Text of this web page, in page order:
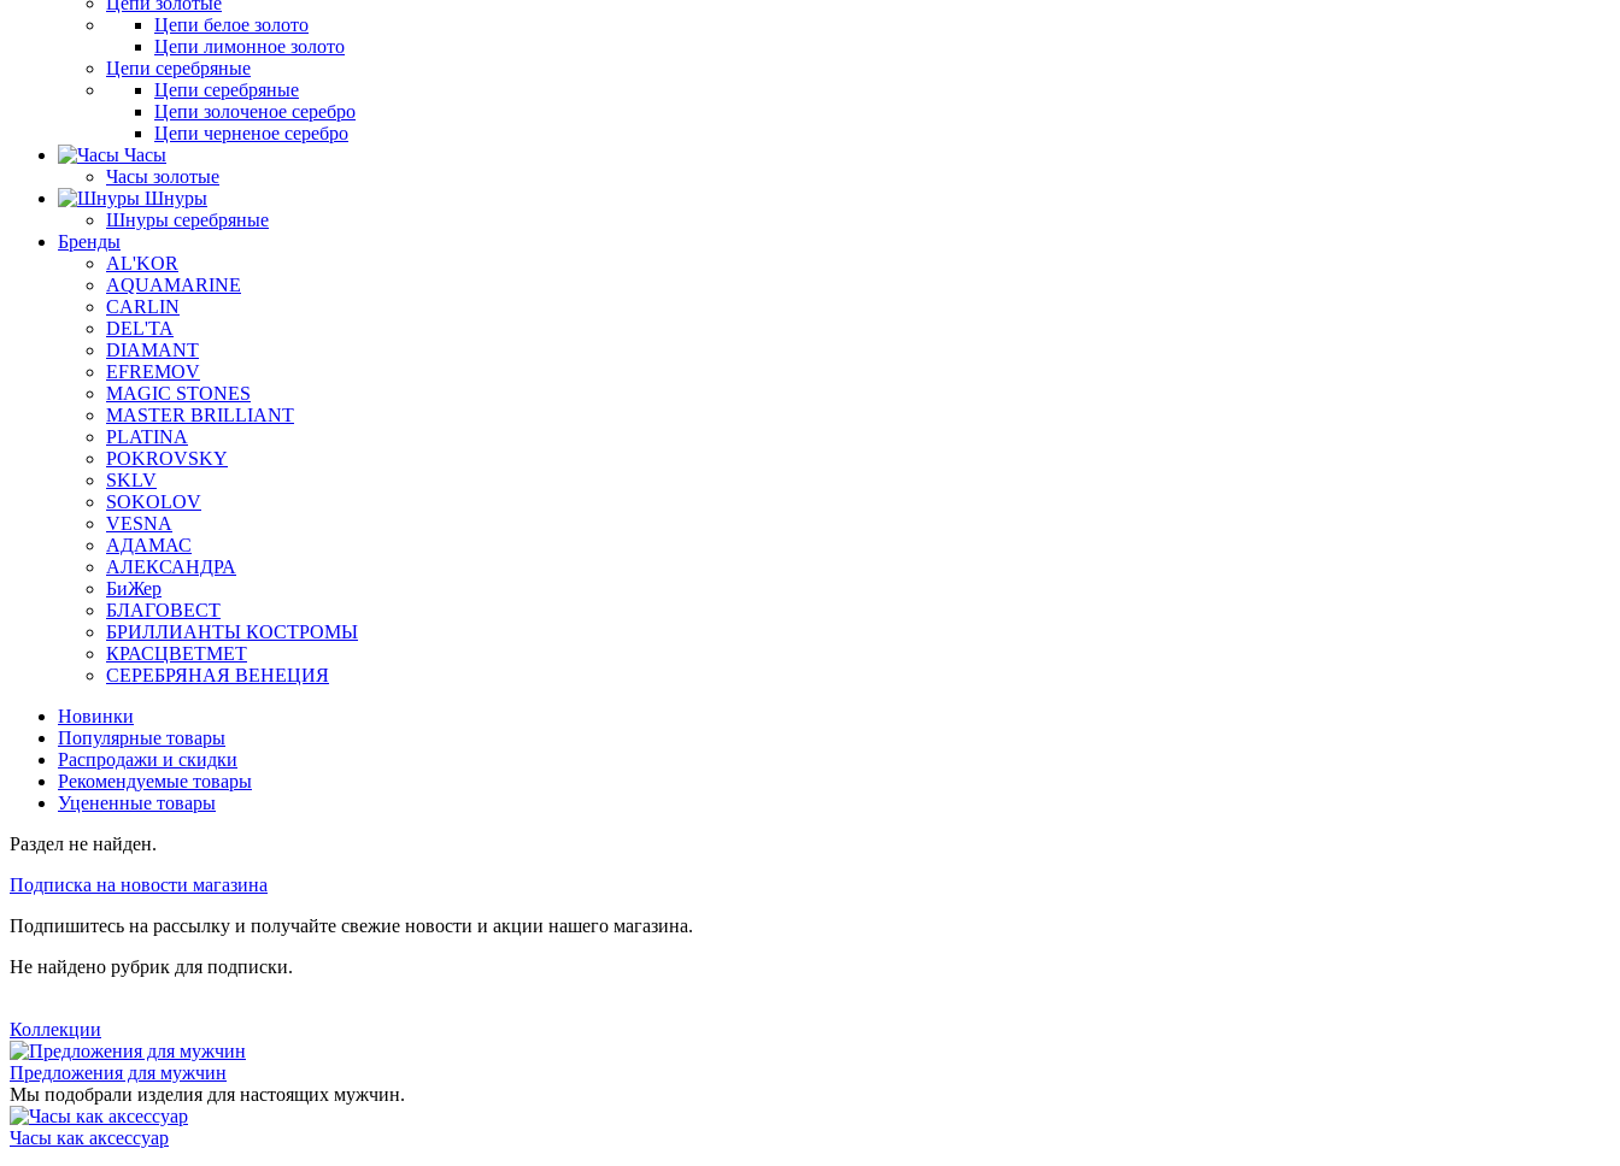
Цепи белое золото
Цепи лимонное золото
Цепи серебряные
Цепи серебряные
Цепи золоченое серебро
Цепи черненое серебро
Часы
Часы золотые
Шнуры
Шнуры серебряные
Бренды
AL'KOR
AQUAMARINE
CARLIN
DEL'TA
DIAMANT
EFREMOV
MAGIC STONES
MASTER BRILLIANT
PLATINA
POKROVSKY
SKLV
SOKOLOV
VESNA
АДАМАС
АЛЕКСАНДРА
БиЖер
БЛАГОВЕСТ
БРИЛЛИАНТЫ КОСТРОМЫ
КРАСЦВЕТМЕТ
СЕРЕБРЯНАЯ ВЕНЕЦИЯ
Новинки
Популярные товары
Распродажи и скидки
Рекомендуемые товары
Уцененные товары
Раздел не найден.
Подписка на новости магазина
Подпишитесь на рассылку и получайте свежие новости и акции нашего магазина.
Не найдено рубрик для подписки.
Коллекции
Предложения для мужчин
Мы подобрали изделия для настоящих мужчин.
Часы как аксессуар